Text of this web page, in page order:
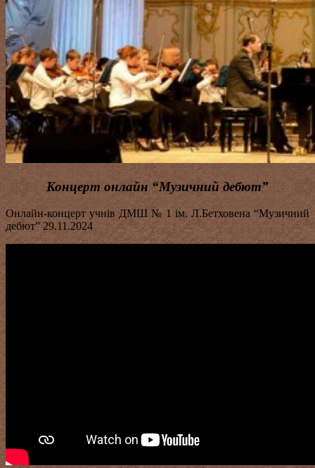
Концерт онлайн “Музичний дебют”
Онлайн-концерт учнів ДМШ № 1 ім. Л.Бетховена “Музичний
дебют” 29.11.2024